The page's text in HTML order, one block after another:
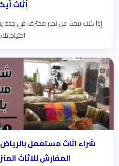
أثاث
إذا كنت تبحث عن نجار محترف في جدة
المفارش للاثاث